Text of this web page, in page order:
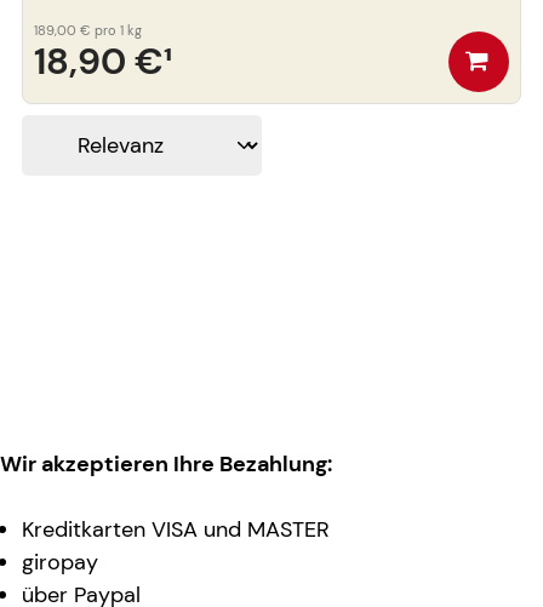
18,90 €¹
189,00 € pro 1 kg
Wir akzeptieren Ihre Bezahlung:
Kreditkarten VISA und MASTER
giropay
über Paypal